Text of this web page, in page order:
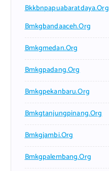
Bkkbnpapuabaratdaya.org
Bmkgbandaaceh.org
Bmkgmedan.org
Bmkgpadang.org
Bmkgpekanbaru.org
Bmkgtanjungpinang.org
Bmkgjambi.org
Bmkgpalembang.org